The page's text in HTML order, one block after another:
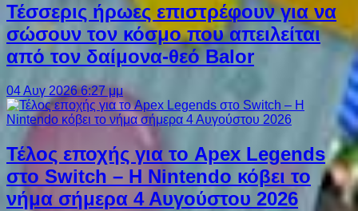
Τέσσερις ήρωες επιστρέφουν για να
σώσουν τον κόσμο που απειλείται
από τον δαίμονα-θεό Balor
04 Αυγ 2026 6:27 μμ
Τέλος εποχής για το Apex Legends
στο Switch – Η Nintendo κόβει το
νήμα σήμερα 4 Αυγούστου 2026